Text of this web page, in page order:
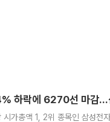
하락에 6270선 마감…
시가총액 1, 2위 종목인 삼성전